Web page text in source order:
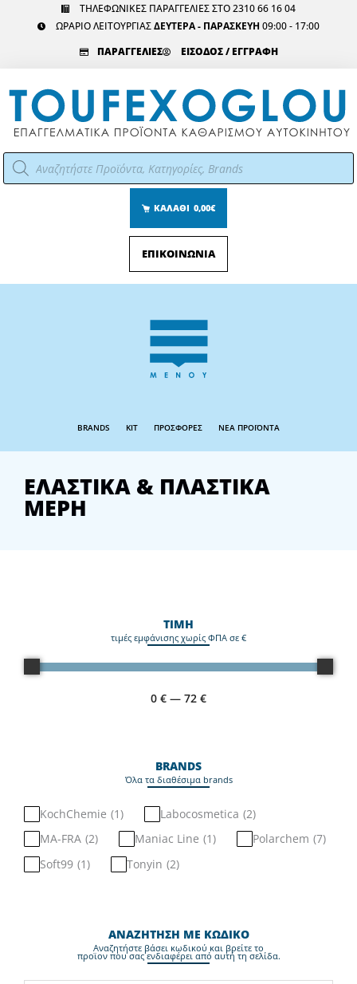
ΤΗΛΕΦΩΝΙΚΕΣ ΠΑΡΑΓΓΕΛΙΕΣ ΣΤΟ 2310 66 16 04
ΩΡΑΡΙΟ ΛΕΙΤΟΥΡΓΙΑΣΔΕΥΤΕΡΑ - ΠΑΡΑΣΚΕΥΗ 09:00 - 17:00
ΠΑΡΑΓΓΕΛΙΕΣ
ΕΙΣΟΔΟΣ / ΕΓΓΡΑΦΗ
Αναζήτηση
προϊόντων
ΚΑΛΑΘΙ 0,00€
ΕΠΙΚΟΙΝΩΝΙΑ
Menu
BRANDS KIT ΠΡΟΣΦΟΡΕΣ ΝΕΑ ΠΡΟΪΟΝΤΑ
ΕΛΑΣΤΙΚΑ & ΠΛΑΣΤΙΚΑ
ΜΕΡΗ
ΤΙΜΗ
τιμές εμφάνισης χωρίς ΦΠΑ σε €
0 € — 72 €
BRANDS
Όλα τα διαθέσιμα brands
KochChemie (1) Labocosmetica (2)
MA-FRA (2) Maniac Line (1) Polarchem (7)
Soft99 (1) Tonyin (2)
ΑΝΑΖΗΤΗΣΗ ΜΕ ΚΩΔΙΚΟ
Aναζητήστε βάσει κωδικού και βρείτε το
προϊον που σας ενδιαφέρει από αυτή τη σελίδα.